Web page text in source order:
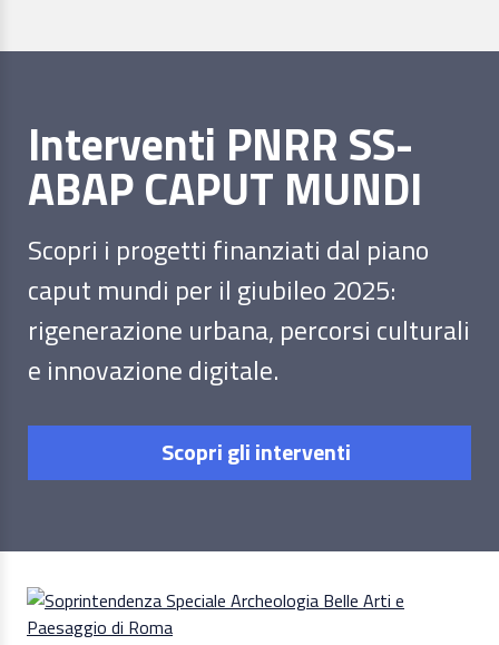
Interventi PNRR SS-
ABAP CAPUT MUNDI
Scopri i progetti finanziati dal piano
caput mundi per il giubileo 2025:
rigenerazione urbana, percorsi culturali
e innovazione digitale.
Scopri gli interventi